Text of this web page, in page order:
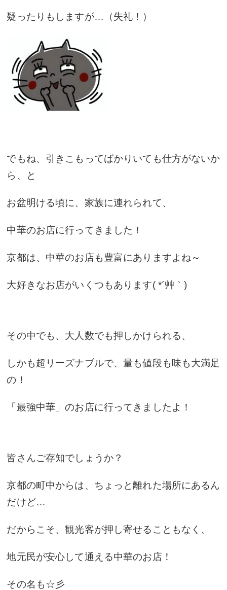
疑ったりもしますが…（失礼！）
でもね、引きこもってばかりいても仕方がないか
ら、と
お盆明ける頃に、家族に連れられて、
中華のお店に行ってきました！
京都は、中華のお店も豊富にありますよね～
大好きなお店がいくつもあります( *´艸｀)
その中でも、大人数でも押しかけられる、
しかも超リーズナブルで、量も値段も味も大満足
の！
「最強中華」のお店に行ってきましたよ！
皆さんご存知でしょうか？
京都の町中からは、ちょっと離れた場所にあるん
だけど…
だからこそ、観光客が押し寄せることもなく、
地元民が安心して通える中華のお店！
その名も☆彡